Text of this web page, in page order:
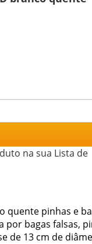
na sua Lista de
quente pinhas e
bagas falsas,
de 13 cm de